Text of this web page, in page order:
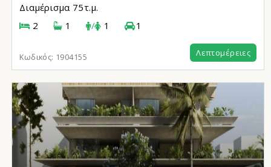
Διαμέρισμα 75τ.μ.
2
1 / 1 1
Κωδικός: 1904155 Λεπτομέρειες